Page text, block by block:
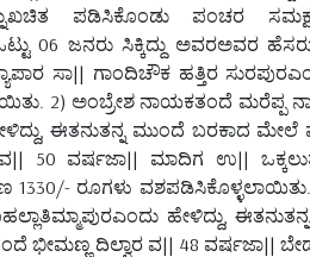
ಪಡಿಸಿಕೊಂಡು ಪಂಚರ
ಜನರು ಸಿಕ್ಕಿದ್ದು ಅವರಅವರ
ಸಾ|| ಗಾಂದಿಚೌಕ ಹತ್ತಿರ
2) ಅಂಬ್ರೇಶ ನಾಯಕತಂದೆ ಮರೆಪ್ಪ
ಈತನುತನ್ನ ಮುಂದೆ ಬರಕಾದ ಮೇಲೆ
ವ|| 50 ವರ್ಷಜಾ|| ಮಾದಿಗ ಉ||
1330/- ರೂಗಳು
ಹೇಳಿದ್ದು,
ಭೀಮಣ್ಣ ದಿಲ್ವಾರ ವ|| 48 ವರ್ಷಜಾ||